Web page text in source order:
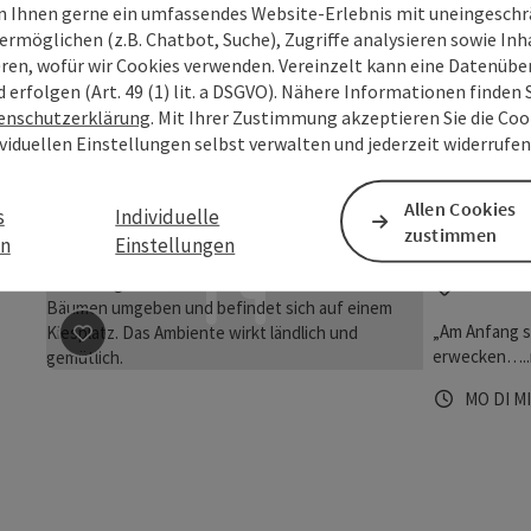
NEU:
Samstag
die Pizzeria
und wird als
Restaurant
sich trifft,
oder Bier
DIMI
Beitrag merken
Aschach
„Am Anfang
MO DI MI
Ihnen gerne ein umfassendes Website-Erlebnis mit
(z.B. Chatbot, Suche), Zugriffe analysieren sowie
wofür wir Cookies verwenden. Vereinzelt kann eine
(Art. 49 (1) lit. a DSGVO). Nähere Informationen finden
. Mit Ihrer Zustimmung akzeptieren Sie die
Einstellungen selbst verwalten und jederzeit
Individuelle
Einstellungen
Allen Cookies
zustimmen